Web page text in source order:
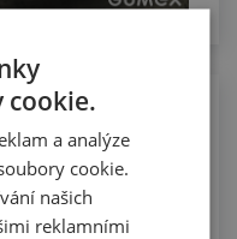
na
cookie.
a analýze
cookie.
našich
reklamními